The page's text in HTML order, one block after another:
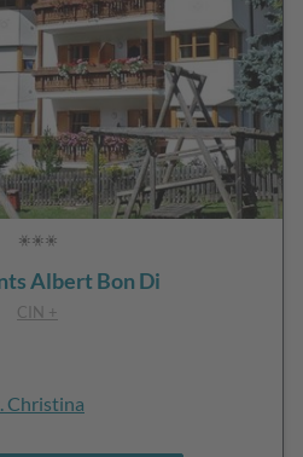
Albert Bon Di
CIN +
Christina